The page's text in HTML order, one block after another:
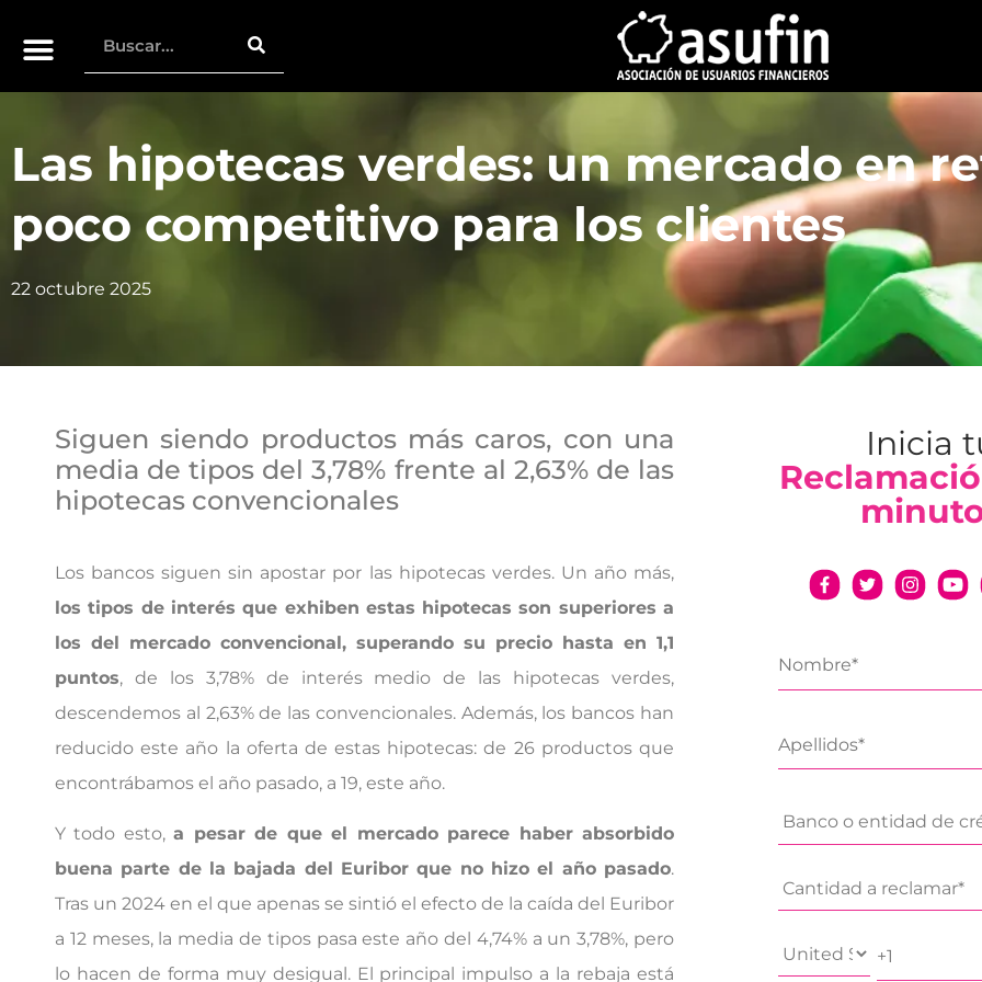
Las hipotecas verdes: un mercado en
poco competitivo para los clientes
22 octubre 2025
Siguen siendo productos más caros, con una
media de tipos del 3,78% frente al 2,63% de las
hipotecas convencionales
Los bancos siguen sin apostar por las hipotecas verdes. Un año más,
los tipos de interés que exhiben estas hipotecas son superiores a
los del mercado convencional, superando su precio hasta en 1,1
puntos, de los 3,78% de interés medio de las hipotecas verdes,
descendemos al 2,63% de las convencionales. Además, los bancos han
reducido este año la oferta de estas hipotecas: de 26 productos que
encontrábamos el año pasado, a 19, este año.
Y todo esto,a pesar de que el mercado parece haber absorbido
buena parte de la bajada del Euribor que no hizo el año pasado.
Tras un 2024 en el que apenas se sintió el efecto de la caída del Euribor
a 12 meses, la media de tipos pasa este año del 4,74% a un 3,78%, pero
lo hacen de forma muy desigual. El principal impulso a la rebaja está
Inicia